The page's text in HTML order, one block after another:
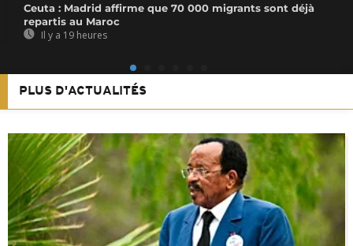
Ceuta : Madrid affirme que 70 000 migrants sont déjà
repartis au Maroc
Il y a 19 heures
PLUS D'ACTUALITÉS